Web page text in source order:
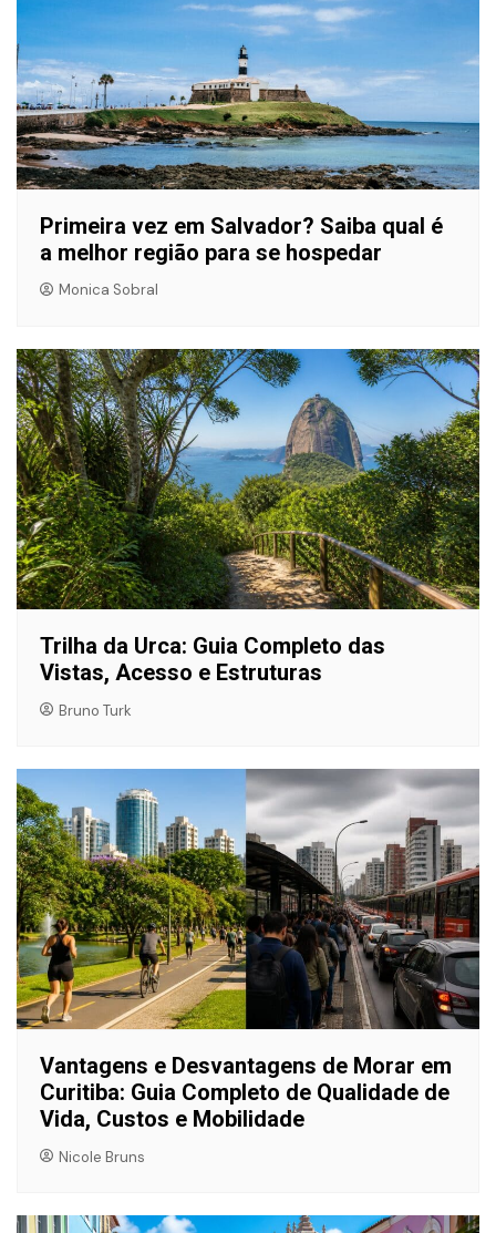
Primeira vez em Salvador? Saiba qual é
a melhor região para se hospedar
Monica Sobral
Trilha da Urca: Guia Completo das
Vistas, Acesso e Estruturas
Bruno Turk
Vantagens e Desvantagens de Morar em
Curitiba: Guia Completo de Qualidade de
Vida, Custos e Mobilidade
Nicole Bruns